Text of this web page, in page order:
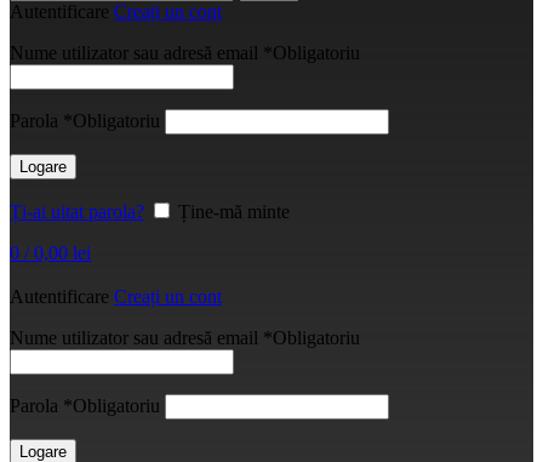
Autentificare Creați un cont
Nume utilizator sau adresă email *Obligatoriu
Parola *Obligatoriu
Logare
Ți-ai uitat parola?
Ține-mă minte
0 / 0,00 lei
Autentificare Creați un cont
Nume utilizator sau adresă email *Obligatoriu
Parola *Obligatoriu
Logare